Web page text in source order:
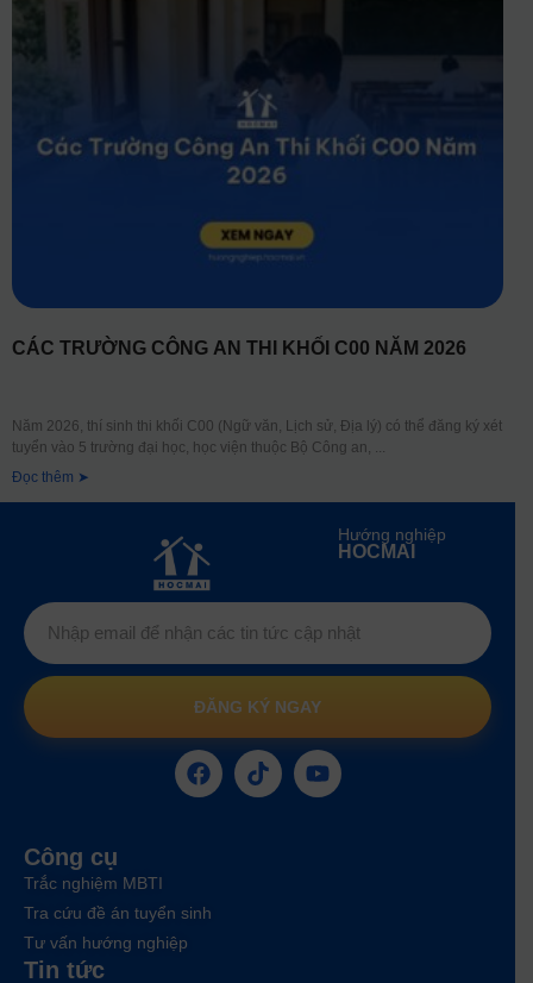
CÁC TRƯỜNG CÔNG AN THI KHỐI C00 NĂM 2026
Năm 2026, thí sinh thi khối C00 (Ngữ văn, Lịch sử, Địa lý) có thể đăng ký xét
tuyển vào 5 trường đại học, học viện thuộc Bộ Công an,
Đọc thêm ➤
Hướng nghiệp
HOCMAI
ĐĂNG KÝ NGAY
Công cụ
Trắc nghiệm MBTI
Tra cứu đề án tuyển sinh
Tư vấn hướng nghiệp
Tin tức